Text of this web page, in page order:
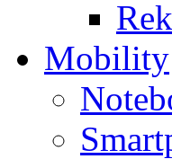
Mobility